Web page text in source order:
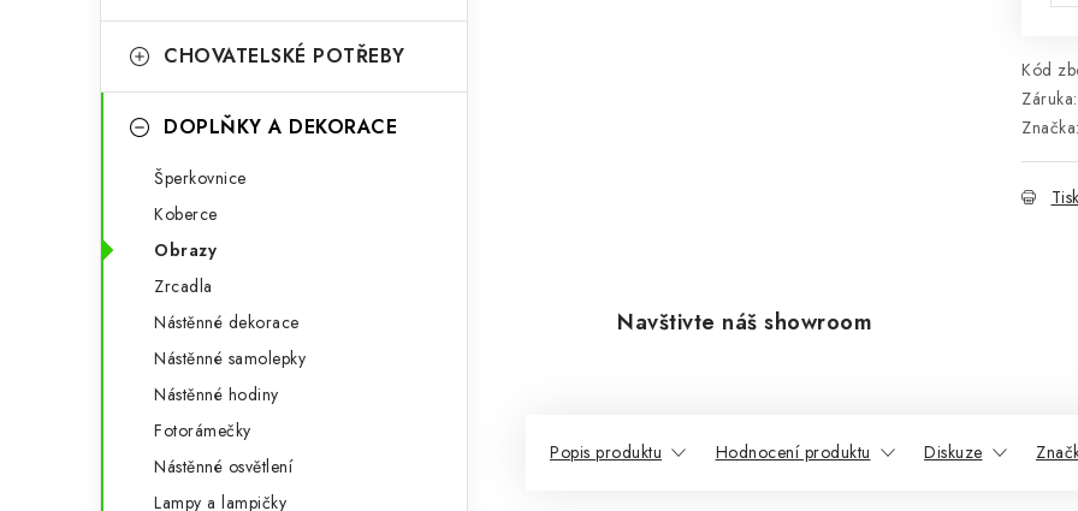
e
CHOVATELSKÉ POTŘEBY
DOPLŇKY A DEKORACE
Šperkovnice
Koberce
Obrazy
Zrcadla
Nástěnné dekorace
Nástěnné samolepky
Nástěnné hodiny
Fotorámečky
Nástěnné osvětlení
Lampy a lampičky
Kód
Záruka:
Značka:
Tisk
Navštivte náš showroom
Popis produktu Hodnocení produktu Diskuze